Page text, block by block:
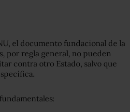
el documento fundacional de la
por regla general, no pueden
contra otro Estado, salvo que